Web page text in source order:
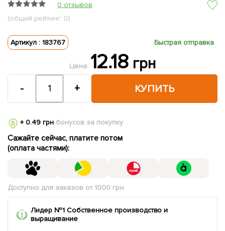
0 отзывов
(общий рейтинг: 0)
Артикул : 183767 Быстрая отправка
Цена: 12.18 грн
КУПИТЬ
- +
+ 0.49 грнбонусов за покупку
Сажайте сейчас, платите потом
(оплата частями):
Доступно для заказов от 1000 грн.
Лидер №1 Собственное производство и
выращивание